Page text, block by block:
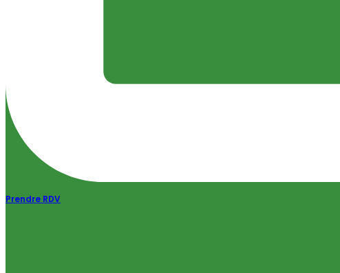
Prendre RDV